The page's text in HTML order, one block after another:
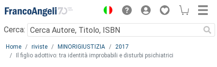
Menu
Cerca:
Main content
Home riviste MINORIGIUSTIZIA
2017
Il figlio adottivo: tra identità improbabili e disturbi psichiatrici